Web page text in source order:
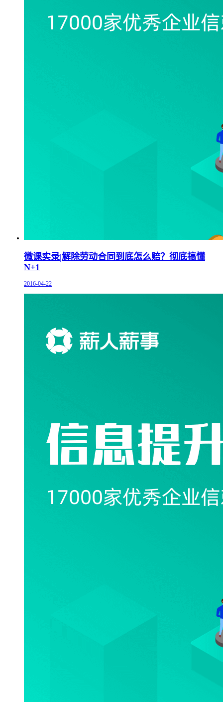
微课实录|解除劳动合同到底怎么赔？彻底搞懂
N+1
2016-04-22